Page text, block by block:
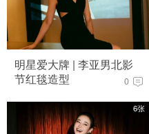
明星爱大牌 | 李亚男北影
节红毯造型
0
6张